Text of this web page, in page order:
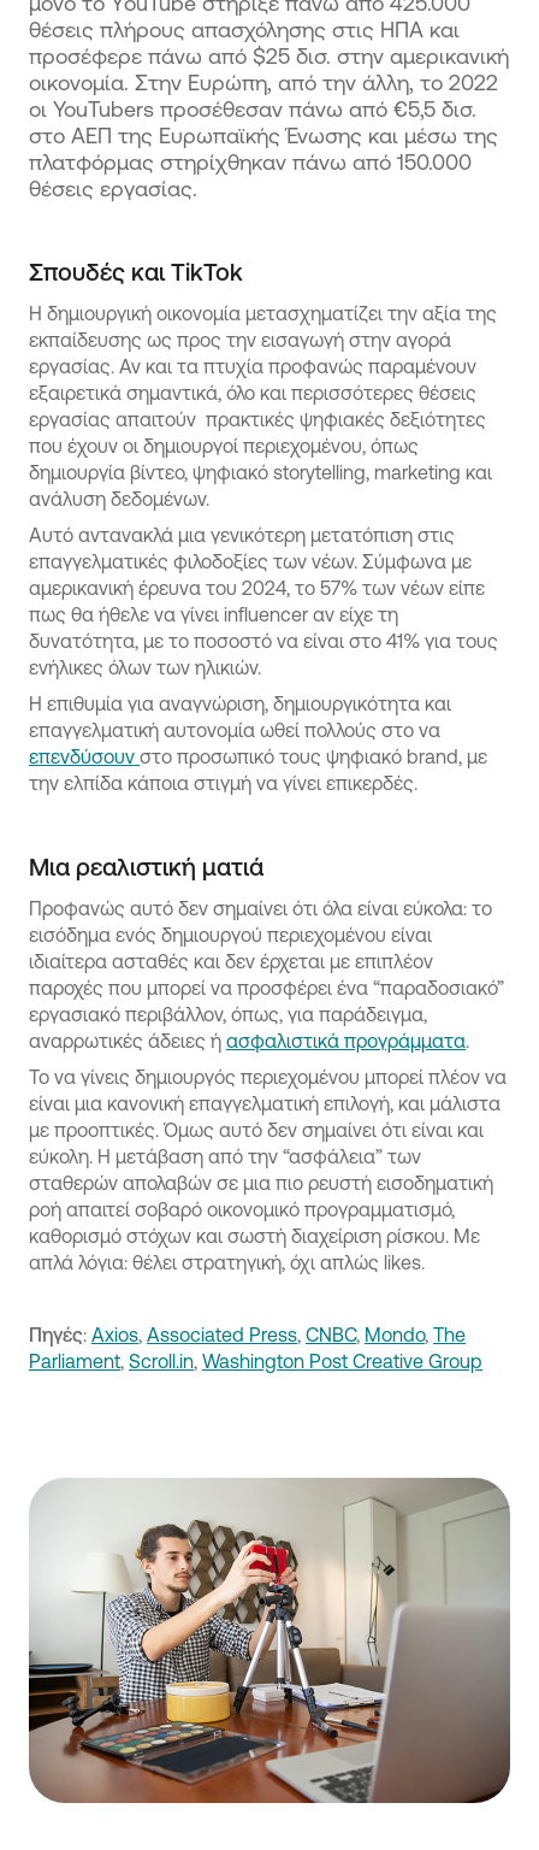
θέσεις πλήρους απασχόλησης στις ΗΠΑ και
προσέφερε πάνω από $25 δισ. στην αμερικανική
οικονομία. Στην Ευρώπη, από την άλλη, το 2022
οι YouTubers προσέθεσαν πάνω από €5,5 δισ.
στο ΑΕΠ της Ευρωπαϊκής Ένωσης και μέσω της
πλατφόρμας στηρίχθηκαν πάνω από 150.000
θέσεις εργασίας.
Σπουδές και ΤikTok
Η δημιουργική οικονομία μετασχηματίζει την αξία της
εκπαίδευσης ως προς την εισαγωγή στην αγορά
εργασίας. Αν και τα πτυχία προφανώς παραμένουν
εξαιρετικά σημαντικά, όλο και περισσότερες θέσεις
εργασίας απαιτούν πρακτικές ψηφιακές δεξιότητες
που έχουν οι δημιουργοί περιεχομένου, όπως
δημιουργία βίντεο, ψηφιακό storytelling, marketing και
ανάλυση δεδομένων.
Αυτό αντανακλά μια γενικότερη μετατόπιση στις
επαγγελματικές φιλοδοξίες των νέων. Σύμφωνα με
αμερικανική έρευνα του 2024, το 57% των νέων είπε
πως θα ήθελε να γίνει influencer αν είχε τη
δυνατότητα, με το ποσοστό να είναι στο 41% για τους
ενήλικες όλων των ηλικιών.
Η επιθυμία για αναγνώριση, δημιουργικότητα και
επαγγελματική αυτονομία ωθεί πολλούς στο να
επενδύσουν στο προσωπικό τους ψηφιακό brand, με
την ελπίδα κάποια στιγμή να γίνει επικερδές.
Μια ρεαλιστική ματιά
Προφανώς αυτό δεν σημαίνει ότι όλα είναι εύκολα: το
εισόδημα ενός δημιουργού περιεχομένου είναι
ιδιαίτερα ασταθές και δεν έρχεται με επιπλέον
παροχές που μπορεί να προσφέρει ένα “παραδοσιακό”
εργασιακό περιβάλλον, όπως, για παράδειγμα,
αναρρωτικές άδειες ή ασφαλιστικά προγράμματα.
Το να γίνεις δημιουργός περιεχομένου μπορεί πλέον να
είναι μια κανονική επαγγελματική επιλογή, και μάλιστα
με προοπτικές. Όμως αυτό δεν σημαίνει ότι είναι και
εύκολη. Η μετάβαση από την “ασφάλεια” των
σταθερών απολαβών σε μια πιο ρευστή εισοδηματική
ροή απαιτεί σοβαρό οικονομικό προγραμματισμό,
καθορισμό στόχων και σωστή διαχείριση ρίσκου. Με
απλά λόγια: θέλει στρατηγική, όχι απλώς likes.
Πηγές: Αxios, Associated Press, CΝΒC, Μondo, The
Parliament, Scroll.in, Washington Post Creative Group